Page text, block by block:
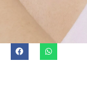
DELLE PIETRE